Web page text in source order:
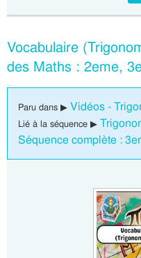
Vocabulaire
des Maths : 2eme,
Paru dans ▶ Vidéos -
Lié à la séquence ▶
Séquence complète :